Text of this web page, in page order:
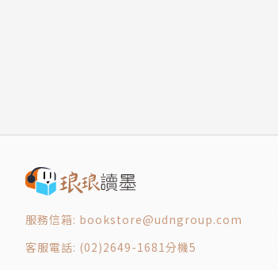
服務信箱: bookstore@udngroup.com
客服電話: (02)2649-1681分機5